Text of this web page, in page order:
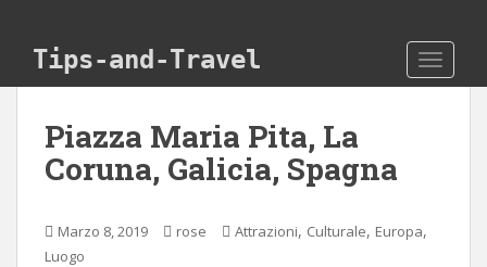
Tips-and-Travel
Piazza Maria Pita, La
Coruna, Galicia, Spagna
Marzo 8, 2019 rose Attrazioni, Culturale, Europa,
Luogo